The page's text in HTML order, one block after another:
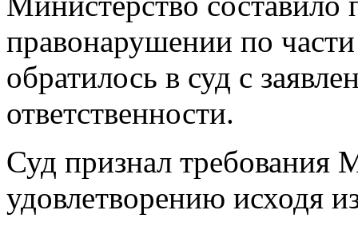
правонарушении по
обратилось в суд с
ответственности.
Суд признал требования
удовлетворению исходя